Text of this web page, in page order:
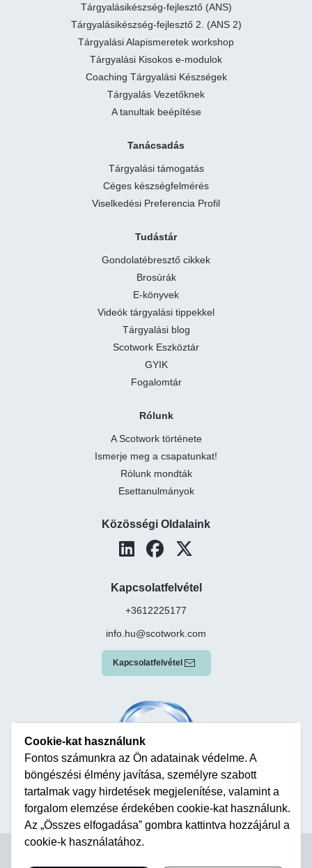
Tárgyalásikészség-fejlesztő (ANS)
Tárgyalásikészség-fejlesztő 2. (ANS 2)
Tárgyalási Alapismeretek workshop
Tárgyalási Kisokos e-modulok
Coaching Tárgyalási Készségek
Tárgyalás Vezetőknek
A tanultak beépítése
Tanácsadás
Tárgyalási támogatás
Céges készségfelmérés
Viselkedési Preferencia Profil
Tudástár
Gondolatébresztő cikkek
Brosúrák
E-könyvek
Videók tárgyalási tippekkel
Tárgyalási blog
Scotwork Eszköztár
GYIK
Fogalomtár
Rólunk
A Scotwork története
Ismerje meg a csapatunkat!
Rólunk mondták
Esettanulmányok
Közösségi Oldalaink
Kapcsolatfelvétel
+3612225177
info.hu@scotwork.com
Kapcsolatfelvétel
Cookie-kat használunk
Fontos számunkra az Ön adatainak védelme. A
böngészési élmény javítása, személyre szabott
tartalmak vagy hirdetések megjelenítése, valamint a
forgalom elemzése érdekében cookie-kat használunk.
Az „Összes elfogadása” gombra kattintva hozzájárul a
cookie-k használatához.